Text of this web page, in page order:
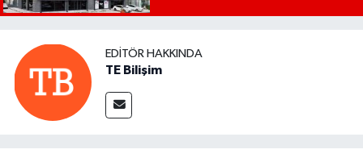
EDITÖR HAKKINDA
TE Bilişim